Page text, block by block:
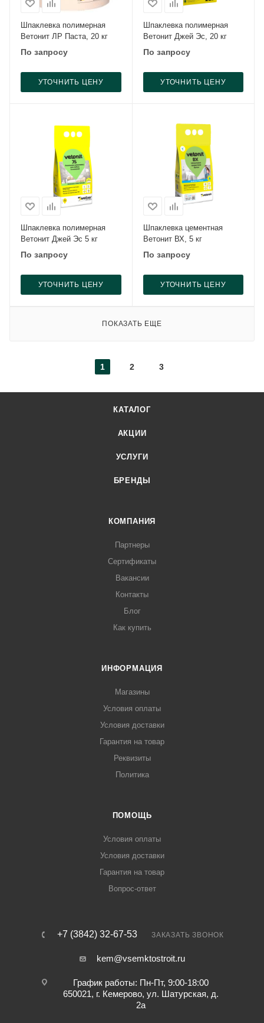
Шпаклевка полимерная
Ветонит ЛР Паста, 20 кг
По запросу
УТОЧНИТЬ ЦЕНУ
Шпаклевка полимерная
Ветонит Джей Эс, 20 кг
По запросу
УТОЧНИТЬ ЦЕНУ
Шпаклевка полимерная
Ветонит Джей Эс 5 кг
По запросу
УТОЧНИТЬ ЦЕНУ
Шпаклевка цементная
Ветонит ВХ, 5 кг
По запросу
УТОЧНИТЬ ЦЕНУ
ПОКАЗАТЬ ЕЩЕ
1 2 3
КАТАЛОГ
АКЦИИ
УСЛУГИ
БРЕНДЫ
КОМПАНИЯ
Партнеры
Сертификаты
Вакансии
Контакты
Блог
Как купить
ИНФОРМАЦИЯ
Магазины
Условия оплаты
Условия доставки
Гарантия на товар
Реквизиты
Политика
ПОМОЩЬ
Условия оплаты
Условия доставки
Гарантия на товар
Вопрос-ответ
+7 (3842) 32-67-53 ЗАКАЗАТЬ ЗВОНОК
kem@vsemktostroit.ru
График работы: Пн-Пт, 9:00-18:00
650021, г. Кемерово, ул. ​Шатурская, д.
2а